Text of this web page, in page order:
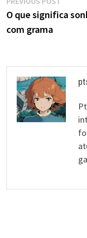
de
artigos
post:
O que significa
com grama